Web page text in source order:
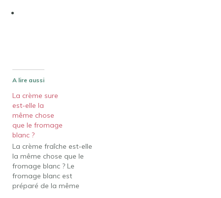
A lire aussi
La crème sure
est-elle la
même chose
que le fromage
blanc ?
La crème fraîche est-elle
la même chose que le
fromage blanc ? Le
fromage blanc est
préparé de la même